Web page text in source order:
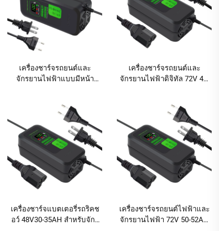
เครื่องชาร์จรถยนต์และ
จักรยานไฟฟ้าแบบมีหน้า
พร้อมพอร์ต DC และ AC วัสดุ
เครื่องชาร์จรถยนต์และ
จักรยานไฟฟ้าดิจิทัล 72V 40-
DC
เครื่องชาร์จแบตเตอรี่รถริคช
อว์ 48V30-35AH สำหรับจักร
เครื่องชาร์จรถยนต์ไฟฟ้าและ
จักรยานไฟฟ้า 72V 50-52AH